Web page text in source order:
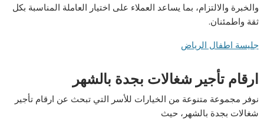
والخبرة والالتزام، بما يساعد العملاء على اختيار العاملة المناسبة بكل
ثقة واطمئنان.
جليسة اطفال الرياض
ارقام تأجير شغالات بجدة بالشهر
نوفر مجموعة متنوعة من الخيارات للأسر التي تبحث عن ارقام تأجير
شغالات بجدة بالشهر، حيث